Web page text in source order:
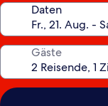
Daten
Gäste